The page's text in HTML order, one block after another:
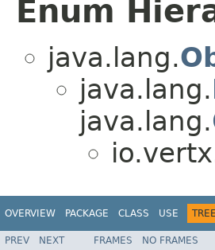
Enum
java.lang.
java.lang.
java.lang.
OVERVIEW PACKAGE CLASS USE TREE
PREV NEXT FRAMES NO FRAMES